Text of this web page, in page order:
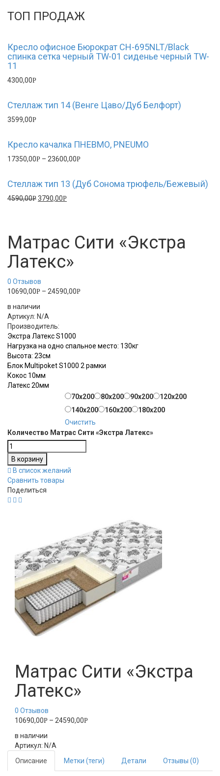
ТОП ПРОДАЖ
Кресло офисное Бюрократ CH-695NLT/Black
спинка сетка черный TW-01 сиденье черный TW-
11
4300,00Р
Стеллаж тип 14 (Венге Цаво/Дуб Белфорт)
3599,00Р
Кресло качалка ПНЕВМО, PNEUMO
17350,00Р – 23600,00Р
Стеллаж тип 13 (Дуб Сонома трюфель/Бежевый)
4590,00Р 3790,00Р
Матрас Сити «Экстра
Латекс»
0 Отзывов
10690,00Р – 24590,00Р
в наличии
Артикул: N/A
Производитель:
Экстра Латекс S1000
Нагрузка на одно спальное место: 130кг
Высота: 23см
Блок Multipoket S1000 2 рамки
Кокос 10мм
Латекс 20мм
70х200 80x200 90x200
120x200
140x200
160x200
180x200
Очистить
Количество Матрас Сити «Экстра Латекс»
В корзину
В список желаний
Сравнить товары
Поделиться
Матрас Сити «Экстра
Латекс»
0 Отзывов
10690,00Р – 24590,00Р
в наличии
Артикул: N/A
Описание
Метки (теги) Детали Отзывы (0)